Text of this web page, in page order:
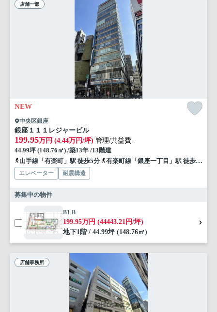
店舗一部
NEW
中央区銀座
銀座１１１レジャービル
199.95万円 (4.44万円/坪) 管理/共益費-
44.99坪 (148.76㎡) /築13年 /13階建
山手線「有楽町」駅 徒歩5分
有楽町線「銀座一丁目」駅 徒歩5分
エレベーター 耐震構造
募集中の物件
B1-B
199.95万円 (44443.21円/坪)
地下1階 / 44.99坪 (148.76㎡)
店舗事務所